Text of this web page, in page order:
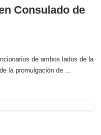
Consulado de
de ambos lados de la
la promulgación de ...